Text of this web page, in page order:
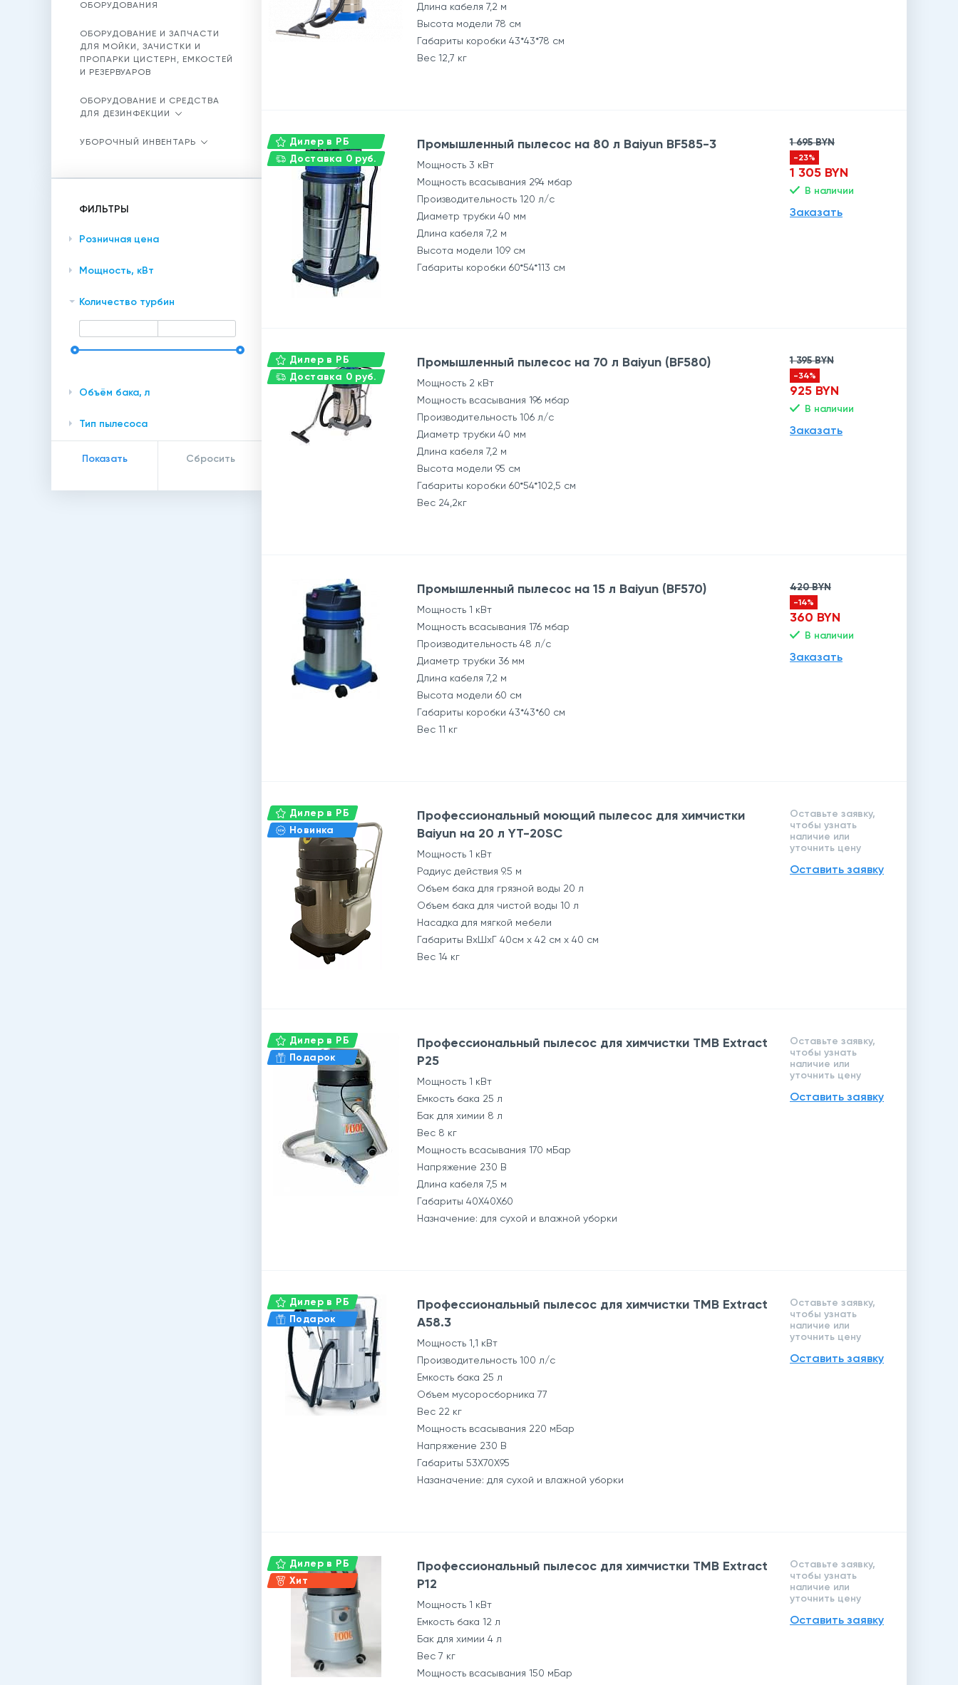
ОБОРУДОВАНИЯ
ОБОРУДОВАНИЕ И ЗАПЧАСТИ
ДЛЯ МОЙКИ, ЗАЧИСТКИ И
ПРОПАРКИ ЦИСТЕРН, ЕМКОСТЕЙ
И РЕЗЕРВУАРОВ
ОБОРУДОВАНИЕ И СРЕДСТВА
ДЛЯ ДЕЗИНФЕКЦИИ
УБОРОЧНЫЙ ИНВЕНТАРЬ
ФИЛЬТРЫ
Розничная цена
Мощность, кВт
Количество турбин
Объём бака, л
Тип пылесоса
Длина кабеля 7,2 м
Высота модели 78 см
Габариты коробки 43*43*78 см
Вес 12,7 кг
Дилер в РБ
Доставка 0 руб.
Промышленный пылесос на 80 л Baiyun BF585-3
Мощность 3 кВт
Мощность всасывания 294 мбар
Производительность 120 л/с
Диаметр трубки 40 мм
Длина кабеля 7,2 м
Высота модели 109 см
Габариты коробки 60*54*113 см
1 695 BYN
-23%
1 305 BYN
В наличии
Заказать
Дилер в РБ
Доставка 0 руб.
Промышленный пылесос на 70 л Baiyun (BF580)
Мощность 2 кВт
Мощность всасывания 196 мбар
Производительность 106 л/с
Диаметр трубки 40 мм
Длина кабеля 7,2 м
Высота модели 95 см
Габариты коробки 60*54*102,5 см
Вес 24,2кг
1 395 BYN
-34%
925 BYN
В наличии
Заказать
Промышленный пылесос на 15 л Baiyun (BF570)
Мощность 1 кВт
Мощность всасывания 176 мбар
Производительность 48 л/с
Диаметр трубки 36 мм
Длина кабеля 7,2 м
Высота модели 60 см
Габариты коробки 43*43*60 см
Вес 11 кг
420 BYN
-14%
360 BYN
В наличии
Заказать
Дилер в РБ
Новинка
Профессиональный моющий пылесос для химчистки
Baiyun на 20 л YT-20SC
Мощность 1 кВт
Радиус действия 9.5 м
Объем бака для грязной воды 20 л
Объем бака для чистой воды 10 л
Насадка для мягкой мебели
Габариты ВхШхГ 40см х 42 см х 40 см
Вес 14 кг
Оставьте заявку,
чтобы узнать
наличие или
уточнить цену
Оставить заявку
Дилер в РБ
Подарок
Профессиональный пылесос для химчистки TMB Extract
P25
Мощность 1 кВт
Емкость бака 25 л
Бак для химии 8 л
Вес 8 кг
Мощность всасывания 170 мБар
Напряжение 230 В
Длина кабеля 7,5 м
Габариты 40Х40Х60
Назначение: для сухой и влажной уборки
Оставьте заявку,
чтобы узнать
наличие или
уточнить цену
Оставить заявку
Дилер в РБ
Подарок
Профессиональный пылесос для химчистки TMB Extract
А58.3
Мощность 1,1 кВт
Производительность 100 л/с
Емкость бака 25 л
Объем мусоросборника 77
Вес 22 кг
Мощность всасывания 220 мБар
Напряжение 230 В
Габариты 53Х70Х95
Назаначение: для сухой и влажной уборки
Оставьте заявку,
чтобы узнать
наличие или
уточнить цену
Оставить заявку
Дилер в РБ
Хит
Профессиональный пылесос для химчистки TMB Extract
P12
Мощность 1 кВт
Емкость бака 12 л
Бак для химии 4 л
Вес 7 кг
Мощность всасывания 150 мБар
Оставьте заявку,
чтобы узнать
наличие или
уточнить цену
Оставить заявку